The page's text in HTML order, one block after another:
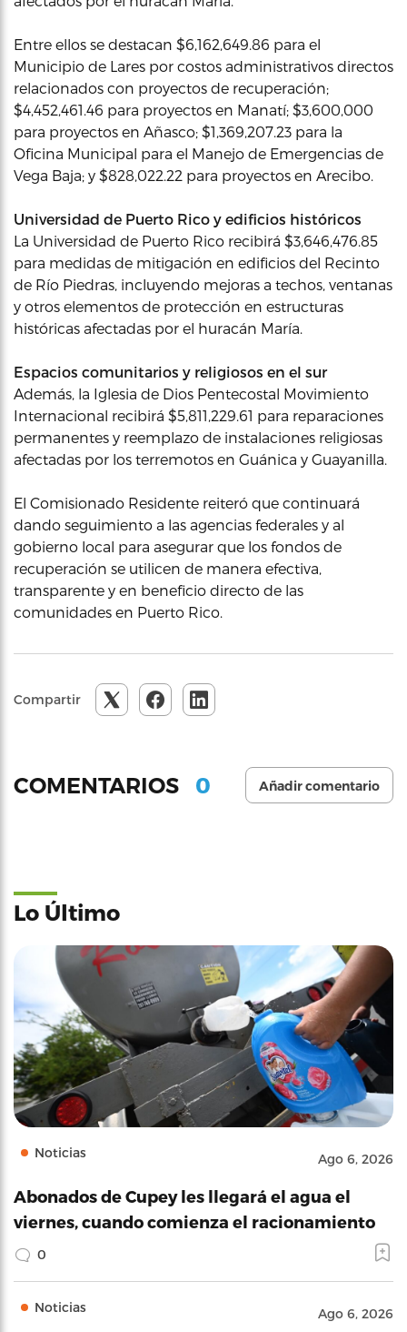
Entre ellos se destacan $6,162,649.86 para el
Municipio de Lares por costos administrativos directos
relacionados con proyectos de recuperación;
$4,452,461.46 para proyectos en Manatí; $3,600,000
para proyectos en Añasco; $1,369,207.23 para la
Oficina Municipal para el Manejo de Emergencias de
Vega Baja; y $828,022.22 para proyectos en Arecibo.
Universidad de Puerto Rico y edificios históricos
La Universidad de Puerto Rico recibirá $3,646,476.85
para medidas de mitigación en edificios del Recinto
de Río Piedras, incluyendo mejoras a techos, ventanas
y otros elementos de protección en estructuras
históricas afectadas por el huracán María.
Espacios comunitarios y religiosos en el sur
Además, la Iglesia de Dios Pentecostal Movimiento
Internacional recibirá $5,811,229.61 para reparaciones
permanentes y reemplazo de instalaciones religiosas
afectadas por los terremotos en Guánica y Guayanilla.
El Comisionado Residente reiteró que continuará
dando seguimiento a las agencias federales y al
gobierno local para asegurar que los fondos de
recuperación se utilicen de manera efectiva,
transparente y en beneficio directo de las
comunidades en Puerto Rico.
Compartir
COMENTARIOS 0 Añadir comentario
Lo Último
Noticias Ago 6, 2026
Abonados de Cupey les llegará el agua el
viernes, cuando comienza el racionamiento
0
Noticias Ago 6, 2026